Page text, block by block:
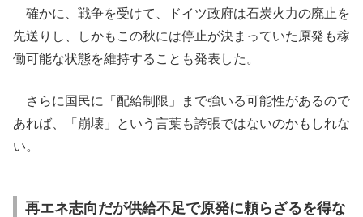
確かに、戦争を受けて、ドイツ政府は石炭火力の廃止を
先送りし、しかもこの秋には停止が決まっていた原発も稼
働可能な状態を維持することも発表した。
さらに国民に「配給制限」まで強いる可能性があるので
あれば、「崩壊」という言葉も誇張ではないのかもしれな
い。
再エネ志向だが供給不足で原発に頼らざるを得な